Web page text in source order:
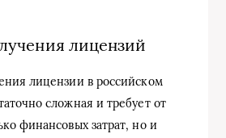
лицензий
лицензии в российском
сложная и требует от
финансовых затрат, но и